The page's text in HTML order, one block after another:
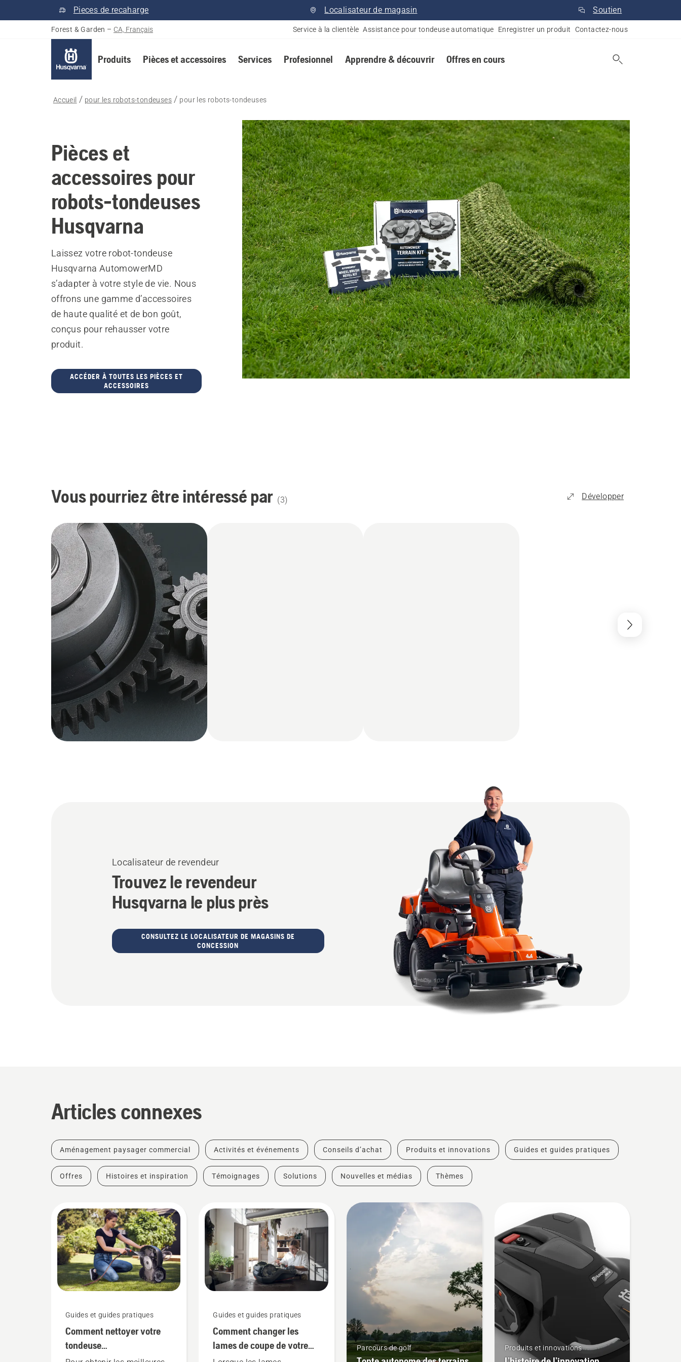
Pieces de recaharge Localisateur de magasin Soutien
Forest & Garden – CA, Français Service à la clientèle Assistance pour tondeuse automatique Enregistrer un produit Contactez-nous
Produits Pièces et accessoires Services Profesionnel Apprendre & découvrir Offres en cours
Accueil pour les robots-tondeuses pour les robots-tondeuses
Pièces et
accessoires pour
robots-tondeuses
Husqvarna
Laissez votre robot-tondeuse
Husqvarna AutomowerMD
s’adapter à votre style de vie. Nous
offrons une gamme d’accessoires
de haute qualité et de bon goût,
conçus pour rehausser votre
produit.
ACCÉDER À TOUTES LES PIÈCES ET
ACCESSOIRES
Vous pourriez être intéressé par (3) Développer
Localisateur de revendeur
Trouvez le revendeur
Husqvarna le plus près
CONSULTEZ LE LOCALISATEUR DE MAGASINS DE
CONCESSION
Articles connexes
Aménagement paysager commercial Activités et événements Conseils d’achat Produits et innovations Guides et guides pratiques
Offres Histoires et inspiration Témoignages Solutions Nouvelles et médias Thèmes
Guides et guides pratiques
Comment nettoyer votre
tondeuse
Husqvarna Automower®
Guides et guides pratiques
Comment changer les
lames de coupe de votre
robot-tondeuse
Parcours de golf Produits et innovations